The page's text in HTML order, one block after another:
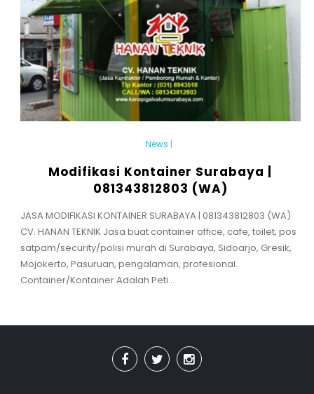
News |
Modifikasi Kontainer Surabaya |
081343812803 (WA)
JASA MODIFIKASI KONTAINER SURABAYA | 081343812803 (WA)
CV. HANAN TEKNIK Jasa buat container office, cafe, toilet, pos
satpam/security/polisi murah di Surabaya, Sidoarjo, Gresik,
Mojokerto, Pasuruan, pengalaman, profesional.
Container/Kontainer Adalah Peti...